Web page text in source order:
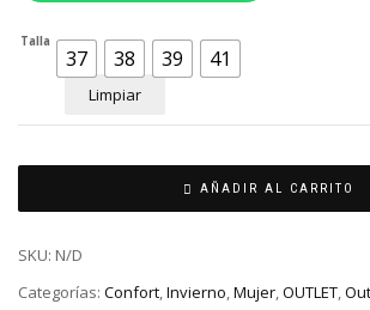
Talla
37 38 39 41
Limpiar
AÑADIR AL CARRITO
SKU: N/D
Categorías: Confort,Invierno,Mujer,OUTLET,